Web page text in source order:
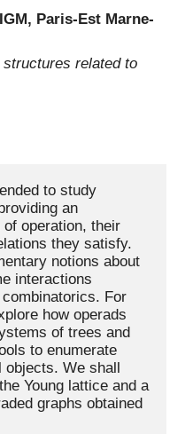
Paris-Est Marne-
related to
to study
an
operation, their
they satisfy.
notions about
interactions
For
how operads
of trees and
to enumerate
objects. We shall
Young lattice and a
graphs obtained